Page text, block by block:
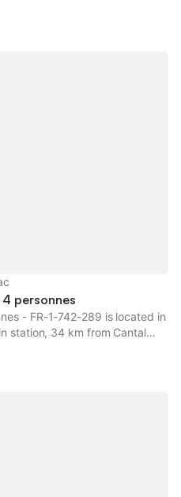
Congress Centre, as
personnes
- FR-1-742-289 is located in
station, 34 km from Cantal
Aurillac Congress Centre.